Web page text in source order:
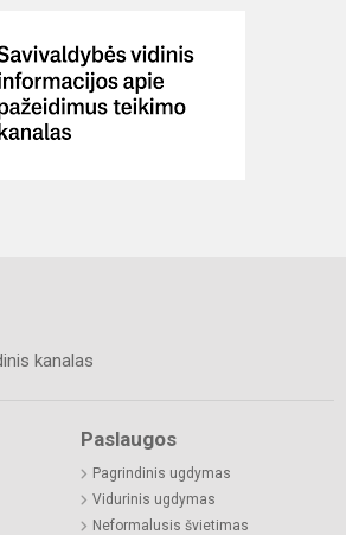
kanalas
Paslaugos
Pagrindinis ugdymas
Vidurinis ugdymas
Neformalusis švietimas